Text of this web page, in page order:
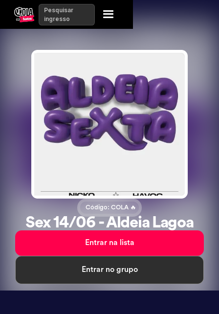
Pesquisar
ingresso
Código: COLA 🔥
Sex 14/06 - Aldeia Lagoa
Entrar na lista
Entrar no grupo